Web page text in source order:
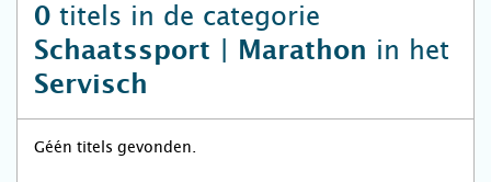
0 titels in de categorie
Schaatssport | Marathon in het
Servisch
Géén titels gevonden.